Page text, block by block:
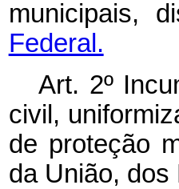
municipais,
Federal.
Art. 2º
civil,
de proteção
da União,